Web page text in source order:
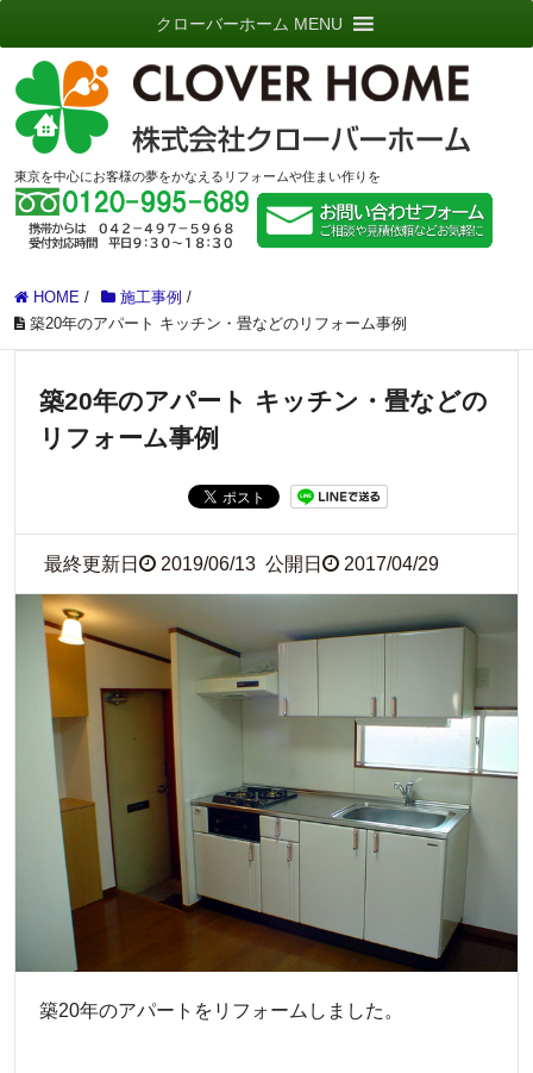
東京を中心にお客様の夢をかなえるリフォームや住まい作りを
クローバーホーム MENU
HOME / 施工事例 /
築20年のアパート キッチン・畳などのリフォーム事例
築20年のアパート キッチン・畳などの
リフォーム事例
最終更新日 2019/06/13 公開日 2017/04/29
築20年のアパートをリフォームしました。